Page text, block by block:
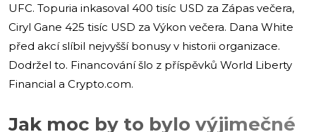
UFC. Topuria inkasoval 400 tisíc USD za Zápas večera,
Ciryl Gane 425 tisíc USD za Výkon večera. Dana White
před akcí slíbil nejvyšší bonusy v historii organizace.
Dodržel to. Financování šlo z příspěvků World Liberty
Financial a Crypto.com.
Jak moc by to bylo výjimečné